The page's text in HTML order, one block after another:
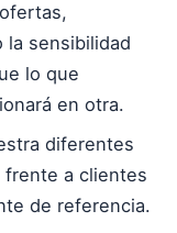
la sensibilidad
lo que
en otra.
diferentes
a clientes
de referencia.